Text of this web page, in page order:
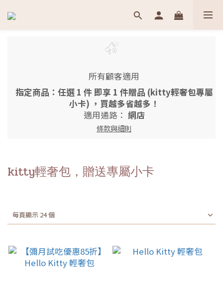
所有顧客適用
指定商品：任選 1 件 即享 1 件贈品 (kitty輕奢包專屬
小卡) ，買越多省越多！
適用通路： 網店
條款與細則
kitty輕奢包，贈送專屬小卡
每頁顯示 24 個